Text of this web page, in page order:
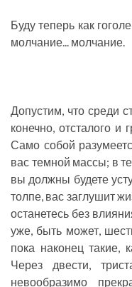
Буду теперь как
молчание... молчание.
Допустим, что среди
конечно, отсталого и
Само собой
вас темной массы; в
вы должны будете
толпе, вас заглушит
останетесь без
уже, быть может,
пока наконец такие,
Через двести,
невообразимо